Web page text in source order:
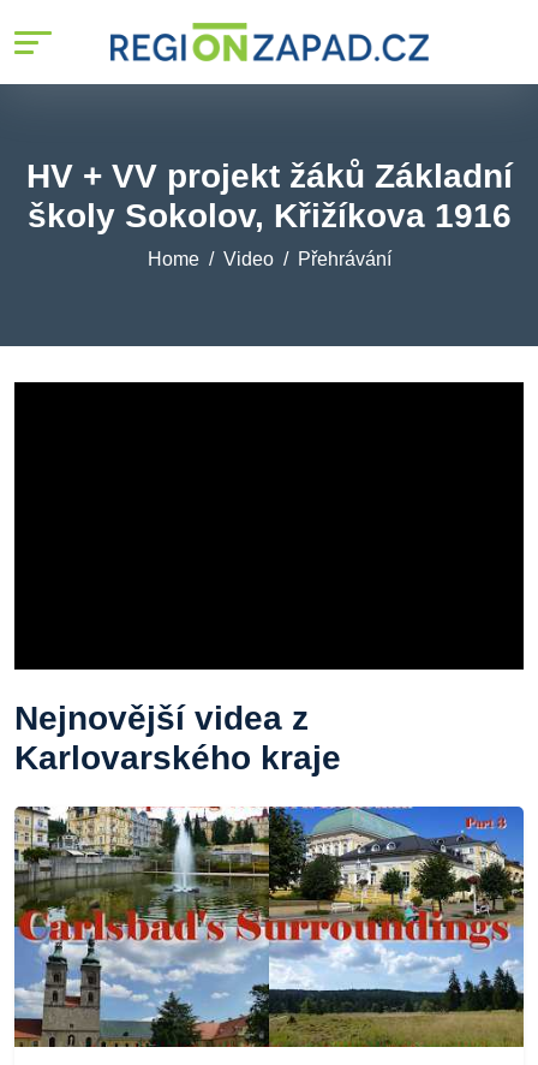
HV + VV projekt žáků Základní
školy Sokolov, Křižíkova 1916
Home Video Přehrávání
Nejnovější videa z
Karlovarského kraje